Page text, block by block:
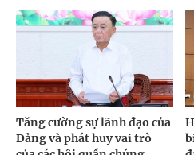
Tăng cường sự lãnh đạo của
Đảng và phát huy vai trò